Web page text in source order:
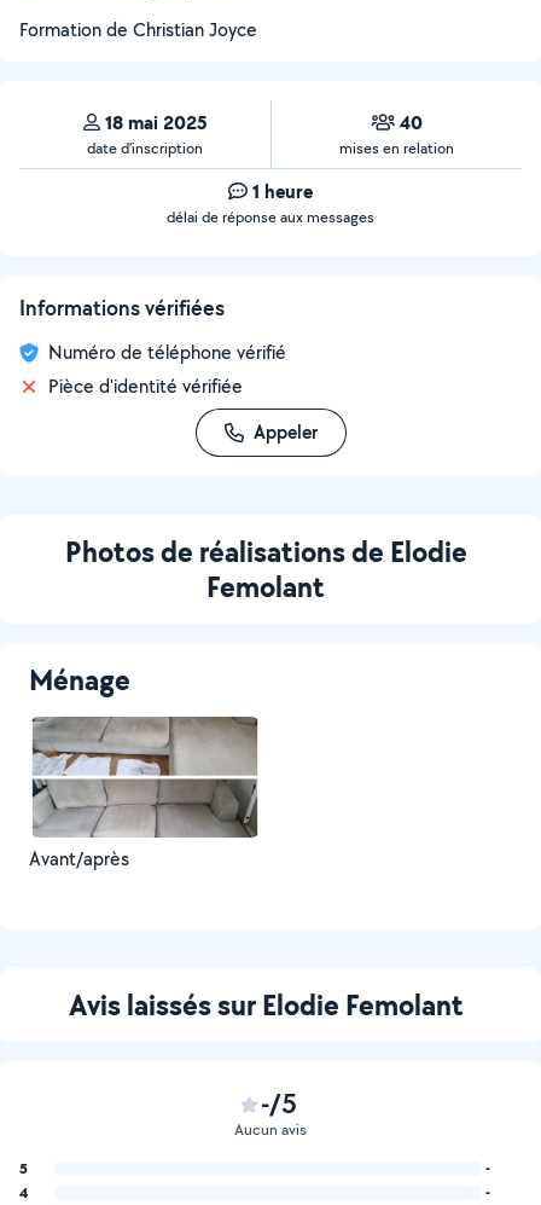
Formation de Christian Joyce
18 mai 2025
date d’inscription
40
mises en relation
1 heure
délai de réponse aux messages
Informations vérifiées
Numéro de téléphone vérifié
Pièce d'identité vérifiée
Appeler
Photos de réalisations de Elodie
Femolant
Ménage
Avant/après
Avis laissés sur Elodie Femolant
-/5
Aucun avis
5
-
4
-